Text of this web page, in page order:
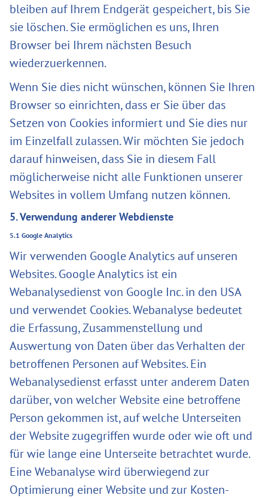
bleiben auf Ihrem Endgerät gespeichert, bis Sie
sie löschen. Sie ermöglichen es uns, Ihren
Browser bei Ihrem nächsten Besuch
wiederzuerkennen.
Wenn Sie dies nicht wünschen, können Sie Ihren
Browser so einrichten, dass er Sie über das
Setzen von Cookies informiert und Sie dies nur
im Einzelfall zulassen. Wir möchten Sie jedoch
darauf hinweisen, dass Sie in diesem Fall
möglicherweise nicht alle Funktionen unserer
Websites in vollem Umfang nutzen können.
5. Verwendung anderer Webdienste
5.1 Google Analytics
Wir verwenden Google Analytics auf unseren
Websites. Google Analytics ist ein
Webanalysedienst von Google Inc. in den USA
und verwendet Cookies. Webanalyse bedeutet
die Erfassung, Zusammenstellung und
Auswertung von Daten über das Verhalten der
betroffenen Personen auf Websites. Ein
Webanalysedienst erfasst unter anderem Daten
darüber, von welcher Website eine betroffene
Person gekommen ist, auf welche Unterseiten
der Website zugegriffen wurde oder wie oft und
für wie lange eine Unterseite betrachtet wurde.
Eine Webanalyse wird überwiegend zur
Optimierung einer Website und zur Kosten-